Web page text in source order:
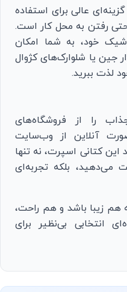
عالی برای استفاده
حتی رفتن به محل کار است.
خود، به شما امکان
جین یا شلوارک‌های کژوال
لذت ببرید.
را از فروشگاه‌های
آنلاین از وب‌سایت
این کتانی اسپرت، نه تنها
می‌دهید، بلکه تجربه‌ای
هم زیبا باشد و هم راحت،
انتخابی بی‌نظیر برای